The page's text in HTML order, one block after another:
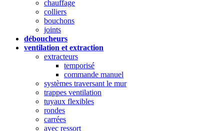
chauffage
colliers
bouchons
joints
déboucheurs
ventilation et extraction
extracteurs
temporisé
commande manuel
systèmes traversant le mur
trappes ventilation
tuyaux flexibles
rondes
carrées
avec ressort